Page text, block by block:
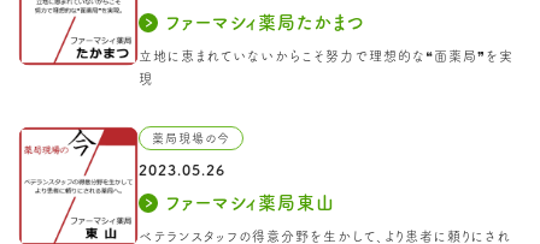
ファーマシィ薬局たかまつ
立地に恵まれていないからこそ努力で理想的な❝面薬局❞を実
現
薬局現場の今
2023.05.26
ファーマシィ薬局東山
ベテランスタッフの得意分野を生かして、より患者に頼りにされ